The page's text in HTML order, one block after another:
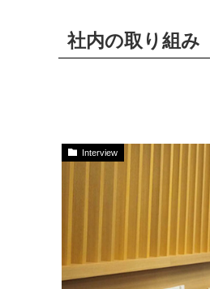
社内の取り組み
Interview